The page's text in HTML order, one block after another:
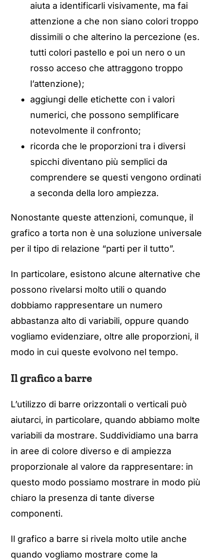
aiuta a identificarli visivamente, ma fai
attenzione a che non siano colori troppo
dissimili o che alterino la percezione (es.
tutti colori pastello e poi un nero o un
rosso acceso che attraggono troppo
l’attenzione);
aggiungi delle etichette con i valori
numerici, che possono semplificare
notevolmente il confronto;
ricorda che le proporzioni tra i diversi
spicchi diventano più semplici da
comprendere se questi vengono ordinati
a seconda della loro ampiezza.
Nonostante queste attenzioni, comunque, il
grafico a torta non è una soluzione universale
per il tipo di relazione “parti per il tutto”.
In particolare, esistono alcune alternative che
possono rivelarsi molto utili o quando
dobbiamo rappresentare un numero
abbastanza alto di variabili, oppure quando
vogliamo evidenziare, oltre alle proporzioni, il
modo in cui queste evolvono nel tempo.
Il grafico a barre
L’utilizzo di barre orizzontali o verticali può
aiutarci, in particolare, quando abbiamo molte
variabili da mostrare. Suddividiamo una barra
in aree di colore diverso e di ampiezza
proporzionale al valore da rappresentare: in
questo modo possiamo mostrare in modo più
chiaro la presenza di tante diverse
componenti.
Il grafico a barre si rivela molto utile anche
quando vogliamo mostrare come la